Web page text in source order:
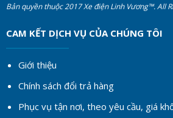
Bản quyền thuộc 2017 Xe điện Linh Vương™. All
CAM KẾT DỊCH VỤ CỦA CHÚNG TÔI
Giới thiệu
Chính sách đổi trả hàng
Phục vụ tận nơi, theo yêu cầu, giá